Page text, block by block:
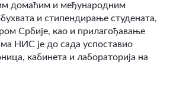
домаћим и међународним
и стипендирање студената,
Србије, као и прилагођавање
НИС је до сада успоставио
кабинета и лабораторија на